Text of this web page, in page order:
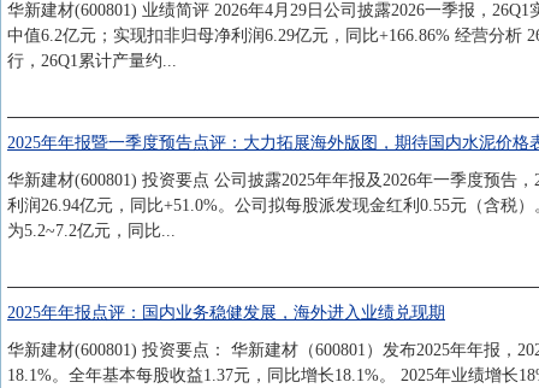
华新建材(600801) 业绩简评 2026年4月29日公司披露2026一季报，
中值6.2亿元；实现扣非归母净利润6.29亿元，同比+166.86% 经营分
行，26Q1累计产量约...
2025年年报暨一季度预告点评：大力拓展海外版图，期待国内水泥价格
华新建材(600801) 投资要点 公司披露2025年年报及2026年一季度预告
利润26.94亿元，同比+51.0%。公司拟每股派发现金红利0.55元（含税
为5.2~7.2亿元，同比...
2025年年报点评：国内业务稳健发展，海外进入业绩兑现期
华新建材(600801) 投资要点： 华新建材（600801）发布2025年年报，
18.1%。全年基本每股收益1.37元，同比增长18.1%。 2025年业绩增长